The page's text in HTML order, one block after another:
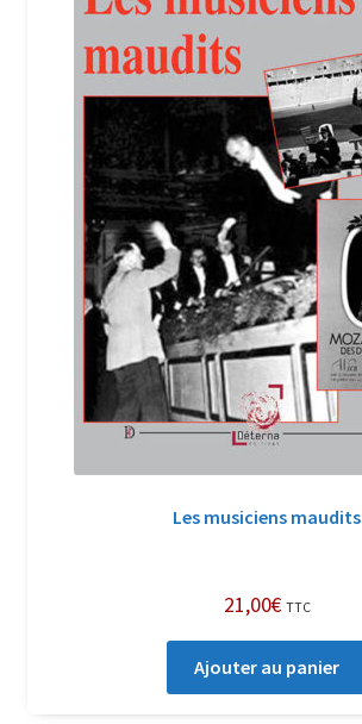
Login Customizer
Newsletter
Nous Contacter
Panier
Politique de confidentialité et cookies
Qui sommes-nous ?
Soutien à Philippe Randa
Suivi de la Commande
Les musiciens maudits
21,00€ TTC
Ajouter au panier